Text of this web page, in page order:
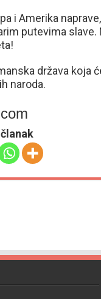
i Amerika
putevima
država koja
naroda.